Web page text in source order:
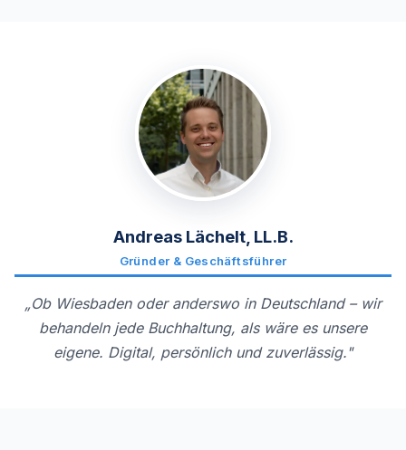
Andreas Lächelt, LL.B.
Gründer & Geschäftsführer
„Ob Wiesbaden oder anderswo in Deutschland – wir
behandeln jede Buchhaltung, als wäre es unsere
eigene. Digital, persönlich und zuverlässig."